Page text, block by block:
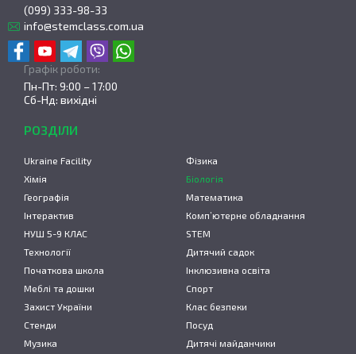
(099) 333-98-33
info@stemclass.com.ua
Графік роботи:
Пн-Пт: 9:00 – 17:00
Сб-Нд: вихідні
РОЗДІЛИ
Ukraine Facility
Фізика
Хімія
Біологія
Географія
Математика
Інтерактив
Комп’ютерне обладнання
НУШ 5-9 КЛАС
STEM
Технології
Дитячий садок
Початкова школа
Інклюзивна освіта
Меблі та дошки
Спорт
Захист України
Клас безпеки
Стенди
Посуд
Музика
Дитячі майданчики